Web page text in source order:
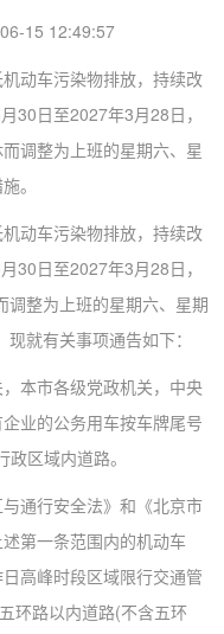
15 12:49:57
动车污染物排放，持续改
30日至2027年3月28日，
调整为上班的星期六、星
。
动车污染物排放，持续改
30日至2027年3月28日，
调整为上班的星期六、星期
就有关事项通告如下：
本市各级党政机关，中央
业的公务用车按车牌尾号
区域内道路。
通行安全法》和《北京市
第一条范围内的机动车
高峰时段区域限行交通管
环路以内道路(不含五环